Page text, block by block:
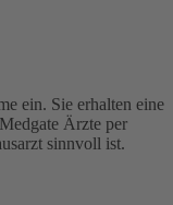
ein. Sie erhalten eine
Ärzte per
sinnvoll ist.